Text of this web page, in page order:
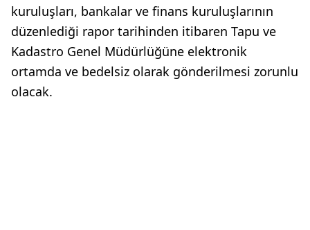
kuruluşları, bankalar ve finans kuruluşlarının
düzenlediği rapor tarihinden itibaren Tapu ve
Kadastro Genel Müdürlüğüne elektronik
ortamda ve bedelsiz olarak gönderilmesi zorunlu
olacak.